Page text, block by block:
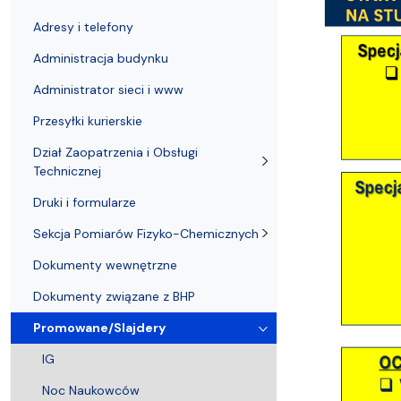
Adresy i telefony
Administracja budynku
Administrator sieci i www
Przesyłki kurierskie
Dział Zaopatrzenia i Obsługi
Technicznej
Druki i formularze
Sekcja Pomiarów Fizyko-Chemicznych
Dokumenty wewnętrzne
Dokumenty związane z BHP
Promowane/Slajdery
IG
Noc Naukowców